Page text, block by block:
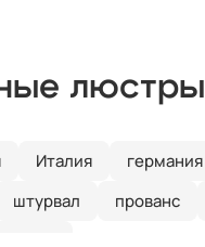
люстры
Италия германия
штурвал прованс